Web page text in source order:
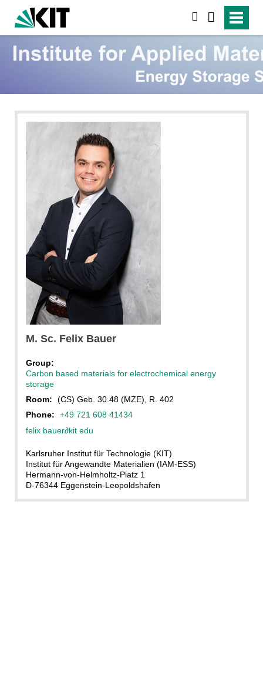
M. Sc. Felix Bauer
Group:
Carbon based materials for electrochemical energy
storage
Room:
(CS) Geb. 30.48 (MZE), R. 402
Phone:
+49 721 608 41434
felix bauer∂kit edu
Karlsruher Institut für Technologie (KIT)
Institut für Angewandte Materialien (IAM-ESS)
Hermann-von-Helmholtz-Platz 1
D-76344 Eggenstein-Leopoldshafen